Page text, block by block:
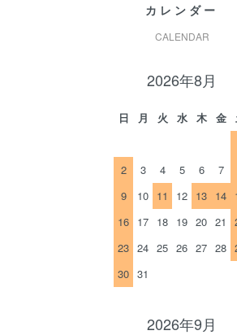
カレンダー
CALENDAR
2026年8月
日 月 火 水 木 金
2
3 4 5 6 7
9
10 11 12 13 14
16 17 18 19 20 21
23 24 25 26 27 28
30 31
2026年9月